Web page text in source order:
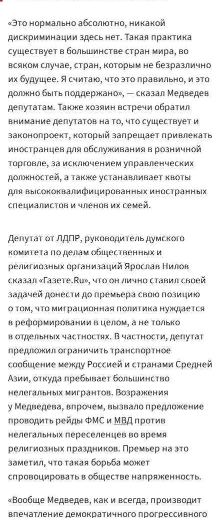
«Это нормально абсолютно, никакой
дискриминации здесь нет. Такая практика
существует в большинстве стран мира, во
всяком случае, стран, которым не безразлично
их будущее. Я считаю, что это правильно, и это
должно быть поддержано», — сказал Медведев
депутатам. Также хозяин встречи обратил
внимание депутатов на то, что существует и
законопроект, который запрещает привлекать
иностранцев для обслуживания в розничной
торговле, за исключением управленческих
должностей, а также устанавливает квоты
для высококвалифицированных иностранных
специалистов и членов их семей.
Депутат отЛДПР, руководитель думского
комитета по делам общественных и
религиозных организацийЯрослав Нилов
сказал «Газете.Ru», что он лично ставил своей
задачей донести до премьера свою позицию
о том, что миграционная политика нуждается
в реформировании в целом, а не только
в отдельных частностях. В частности, депутат
предложил ограничить транспортное
сообщение между Россией и странами Средней
Азии, откуда пребывает большинство
нелегальных мигрантов. Возражения
у Медведева, впрочем, вызвало предложение
проводить рейды ФМС иМВДпротив
нелегальных переселенцев во время
религиозных праздников. Премьер на это
заметил, что такая борьба может
спровоцировать в обществе напряженность.
«Вообще Медведев, как и всегда, производит
впечатление демократичного прогрессивного